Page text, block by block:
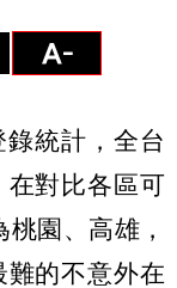
統計，全台
對比各區可
園、高雄，
難的不意外在